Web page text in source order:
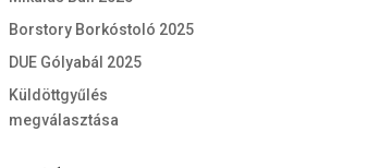
Borstory Borkóstoló 2025
DUE Gólyabál 2025
Küldöttgyűlés
megválasztása